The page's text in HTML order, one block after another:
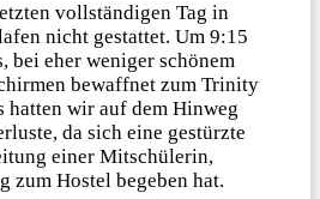
vollständigen Tag in
nicht gestattet. Um 9:15
bei eher weniger schönem
bewaffnet zum Trinity
hatten wir auf dem Hinweg
da sich eine gestürzte
einer Mitschülerin,
zum Hostel begeben hat.